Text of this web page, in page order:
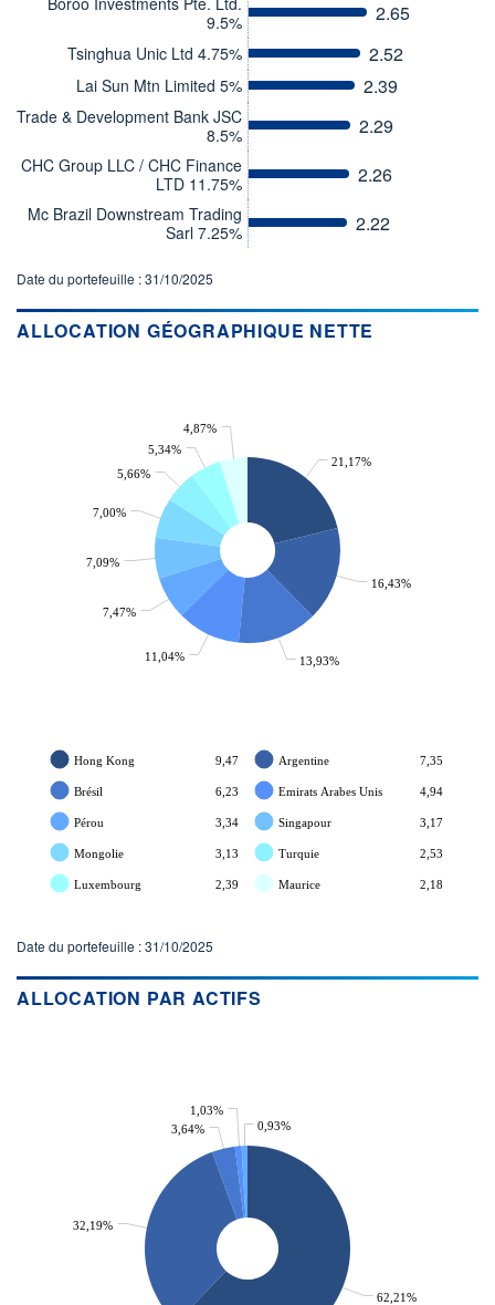
FONDS PARTENAIRES
ÉLIGIBILITÉ
PEA-PME BOURSOVIE LUX
BOURSOVIE
Non éligible Boursobank
ACTIF NET (EUR)
590M / 31.07.26
NOTATION MORNINGSTAR ⁽¹⁾
RISQUE DU FONDS (SRI)
9.5%
2.65
Tsinghua Unic Ltd 4.75% 2.52
Lai Sun Mtn Limited 5% 2.39
Trade & Development Bank JSC
8.5%
2.29
CHC Group LLC / CHC Finance
LTD 11.75%
2.26
Mc Brazil Downstream Trading
Sarl 7.25%
2.22
Date du portefeuille : 31/10/2025
ALLOCATION GÉOGRAPHIQUE NETTE
21,17%
16,43%
13,93%
11,04%
7,47%
7,09%
7,00%
5,66%
5,34%
4,87%
Hong Kong 9,47 Argentine 7,35
Brésil 6,23 Emirats Arabes Unis 4,94
Pérou 3,34 Singapour 3,17
Mongolie 3,13 Turquie 2,53
Luxembourg 2,39 Maurice 2,18
Date du portefeuille : 31/10/2025
ALLOCATION PAR ACTIFS
62,21%
32,19%
3,64%
1,03%
0,93%